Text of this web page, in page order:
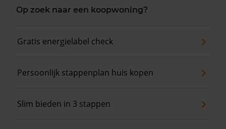
Op zoek naar een koopwoning?
Gratis energielabel check
Persoonlijk stappenplan huis kopen
Slim bieden in 3 stappen